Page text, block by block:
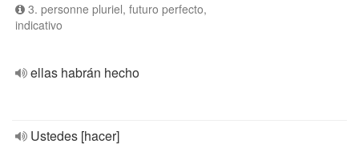
3. personne pluriel, futuro perfecto,
indicativo
ellas habrán hecho
Ustedes [hacer]